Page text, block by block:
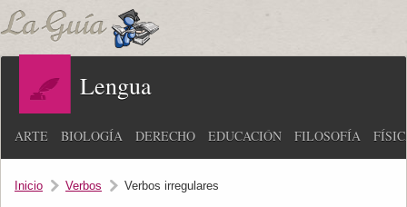
Lengua
ARTE BIOLOGÍA DERECHO EDUCACIÓN FILOSOFÍA
Inicio Verbos Verbos irregulares